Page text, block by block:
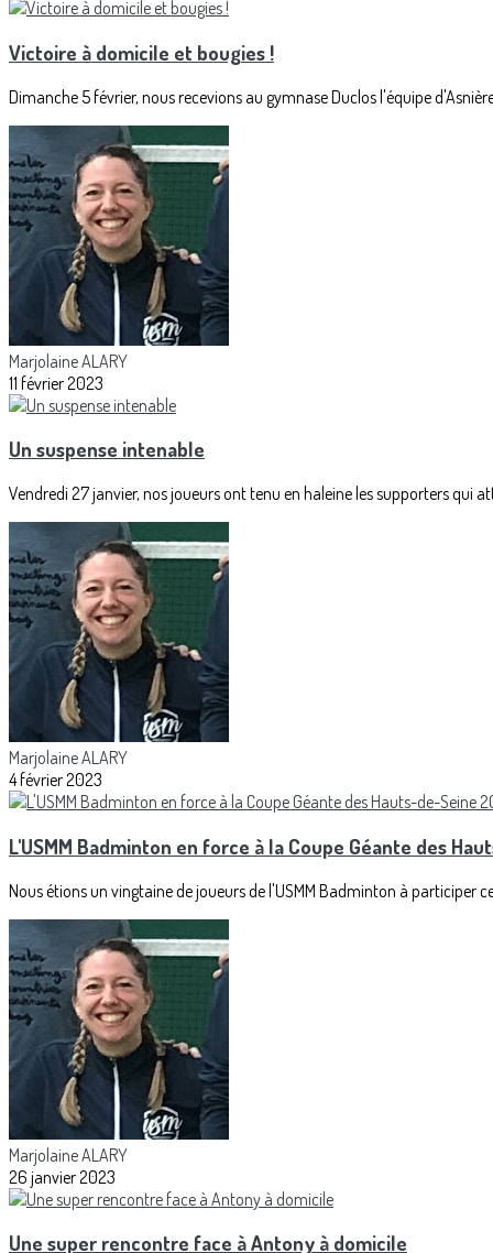
Victoire à domicile et bougies !
Dimanche 5 février, nous recevions au gymnase Duclos l'équipe
Marjolaine ALARY
11 février 2023
Un suspense intenable
Vendredi 27 janvier, nos joueurs ont tenu en haleine les supporters qui
Marjolaine ALARY
4 février 2023
L'USMM Badminton en force à la Coupe Géante des
Nous étions un vingtaine de joueurs de l'USMM Badminton à participer ce
Marjolaine ALARY
26 janvier 2023
Une super rencontre face à Antony à domicile